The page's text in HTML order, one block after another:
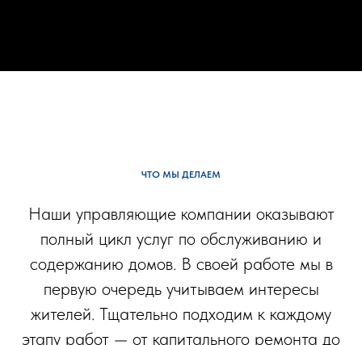
ЧТО МЫ ДЕЛАЕМ
Наши управляющие компании оказывают
полный цикл услуг по обслуживанию и
содержанию домов. В своей работе мы в
первую очередь учитываем интересы
жителей. Тщательно подходим к каждому
этапу работ — от капитального ремонта до